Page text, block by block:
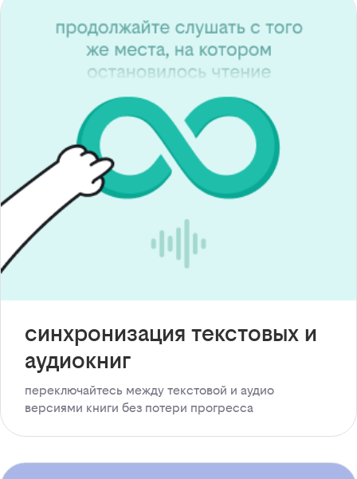
синхронизация текстовых и
аудиокниг
переключайтесь между текстовой и аудио
версиями книги без потери прогресса